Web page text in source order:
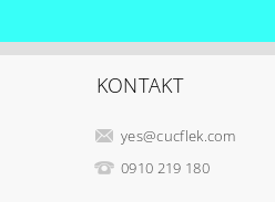
KONTAKT
yes@cucflek.com
0910 219 180